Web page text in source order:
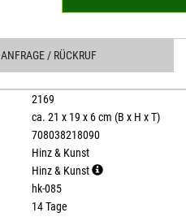
ANFRAGE / RÜCKRUF
2169
ca. 21 x 19 x 6 cm (B x H x T)
708038218090
Hinz & Kunst
Hinz & Kunst
hk-085
14 Tage